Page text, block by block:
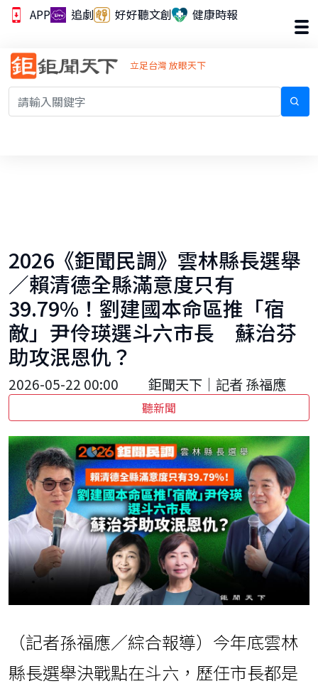
APP 追劇 好好聽文創 健康時報
立足台灣 放眼天下
2026《鉅聞民調》雲林縣長選舉
／賴清德全縣滿意度只有
39.79%！劉建國本命區推「宿
敵」尹伶瑛選斗六市長 蘇治芬
助攻泯恩仇？
2026-05-22 00:00 鉅聞天下｜記者 孫福應
聽新聞
（記者孫福應／綜合報導）今年底雲林
縣長選舉決戰點在斗六，歷任市長都是